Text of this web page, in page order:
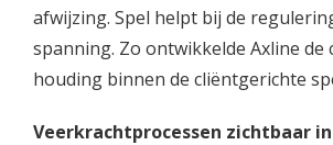
afwijzing. Spel helpt bij de
spanning. Zo ontwikkelde Axline de
houding binnen de cliëntgerichte
Veerkrachtprocessen zichtbaar